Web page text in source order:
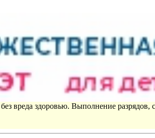
вреда здоровью. Выполнение